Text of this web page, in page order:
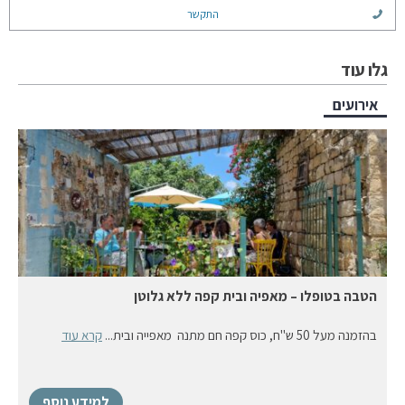
התקשר
גלו עוד
אירועים
הטבה בטופלו – מאפיה ובית קפה ללא גלוטן
בהזמנה מעל 50 ש"ח, כוס קפה חם מתנה מאפייה ובית... קרא עוד